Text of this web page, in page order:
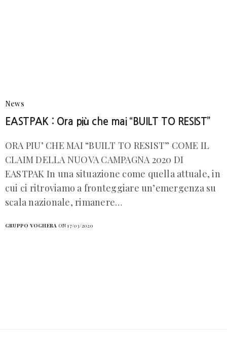
News
EASTPAK : Ora più che mai “BUILT TO RESIST”
ORA PIU’ CHE MAI “BUILT TO RESIST” COME IL
CLAIM DELLA NUOVA CAMPAGNA 2020 DI
EASTPAK In una situazione come quella attuale, in
cui ci ritroviamo a fronteggiare un’emergenza su
scala nazionale, rimanere…
GRUPPO VOGHERA ON 17/03/2020